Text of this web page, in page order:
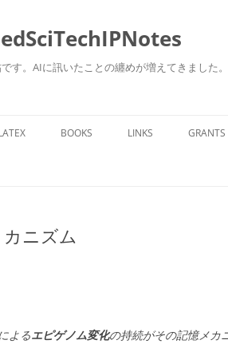
す。AIに訊いたことの纏めが増えてきまし
BOOKS LINKS GRANTS
ニズム
よるエピゲノム変化の持続がその記憶メカ